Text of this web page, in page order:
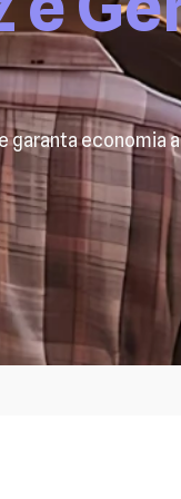
garanta economia